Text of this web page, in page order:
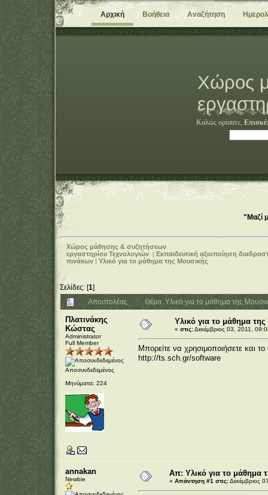
Αρχική Βοήθεια Αναζήτηση
Χώρος
Καλώς ορίσατε,
"Μαζί
Χώρος μάθησης & συζητήσεων
εργαστηρίου Τεχνολογιών |Εκπαιδευτική αξιοποίηση
πινάκων |Υλικό για το μάθημα της Μουσικής
Σελίδες: [1]
Αποστολέας
Θέμα: Υλικό για το μάθημα της
Πλατινάκης
Κώστας
Administrator
Full Member
Αποσυνδεδεμένος
Μηνύματα: 224
Υλικό για το μάθημα
« στις:Δεκέμβριος 03, 2011,
Μπορείτε να χρησιμοποιήσετε και
http://ts.sch.gr/software
annakan
Newbie
Απ: Υλικό για το μάθημα
« Απάντηση #1 στις:Δεκέμβριος